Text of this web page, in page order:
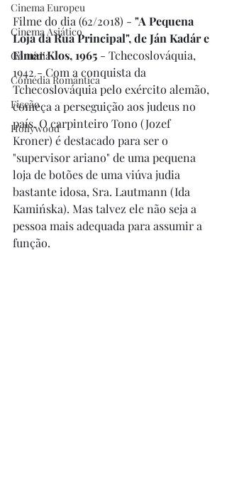
Cinema Europeu
Cinema Asiático
Comédia
Comédia Romântica
Ficção
Hollywood
Filme do dia (62/2018) - "A Pequena
Loja da Rua Principal", de Ján Kadár e
Elmar Klos, 1965 - Tchecoslováquia,
1942 - Com a conquista da
Tchecoslováquia pelo exército alemão,
começa a perseguição aos judeus no
país. O carpinteiro Tono (Jozef
Kroner) é destacado para ser o
"supervisor ariano" de uma pequena
loja de botões de uma viúva judia
bastante idosa, Sra. Lautmann (Ida
Kamińska). Mas talvez ele não seja a
pessoa mais adequada para assumir a
função.